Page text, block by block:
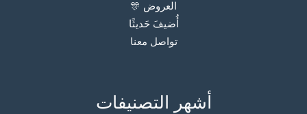
العروض 🎊
أُضيفَ حَديثًا
تواصل معنا
أشهر التصنيفات